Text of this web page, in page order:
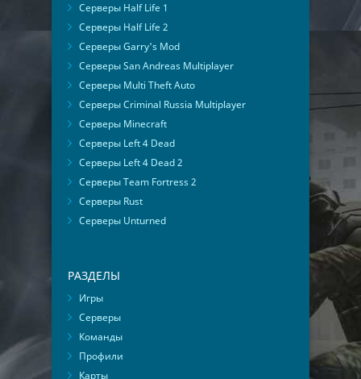
Серверы Half Life 1
Серверы Half Life 2
Серверы Garry's Mod
Серверы San Andreas Multiplayer
Серверы Multi Theft Auto
Серверы Criminal Russia Multiplayer
Серверы Minecraft
Серверы Left 4 Dead
Серверы Left 4 Dead 2
Серверы Team Fortress 2
Серверы Rust
Серверы Unturned
РАЗДЕЛЫ
Игры
Серверы
Команды
Профили
Карты